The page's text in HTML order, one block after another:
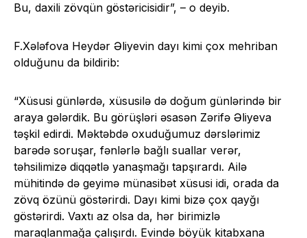
Bu, daxili zövqün göstəricisidir”, – o deyib.
F.Xələfova Heydər Əliyevin dayı kimi çox mehriban
olduğunu da bildirib:
“Xüsusi günlərdə, xüsusilə də doğum günlərində bir
araya gələrdik. Bu görüşləri əsasən Zərifə Əliyeva
təşkil edirdi. Məktəbdə oxuduğumuz dərslərimiz
barədə soruşar, fənlərlə bağlı suallar verər,
təhsilimizə diqqətlə yanaşmağı tapşırardı. Ailə
mühitində də geyimə münasibət xüsusi idi, orada da
zövq özünü göstərirdi. Dayı kimi bizə çox qayğı
göstərirdi. Vaxtı az olsa da, hər birimizlə
maraqlanmağa çalışırdı. Evində böyük kitabxana